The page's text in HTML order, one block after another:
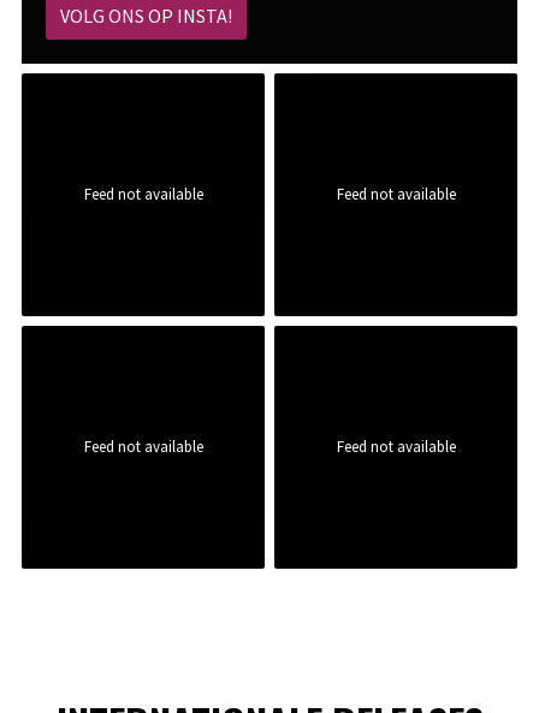
VOLG ONS OP INSTA!
Feed not available Feed not available
Feed not available Feed not available